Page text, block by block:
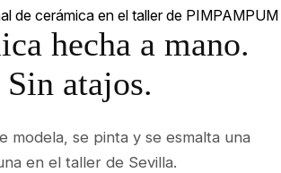
hecha a mano.
Sin atajos.
modela, se pinta y se esmalta una
en el taller de Sevilla.